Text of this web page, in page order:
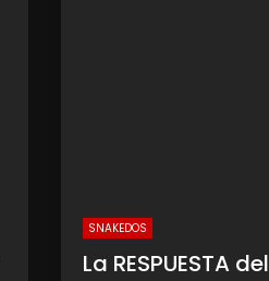
SNAKEDOS
La RESPUESTA